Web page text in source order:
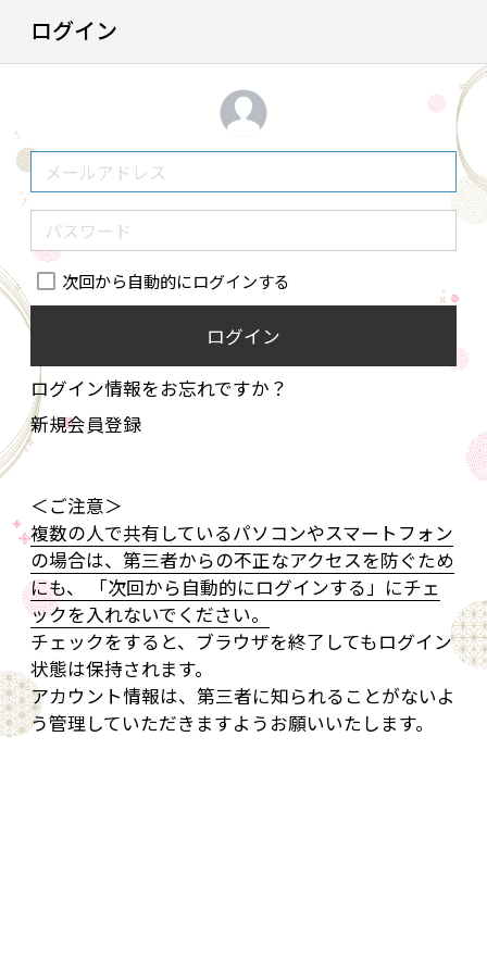
ログイン
次回から自動的にログインする
ログイン
ログイン情報をお忘れですか？
新規会員登録
＜ご注意＞
複数の人で共有しているパソコンやスマートフォン
の場合は、第三者からの不正なアクセスを防ぐため
にも、 「次回から自動的にログインする」にチェ
ックを入れないでください。
チェックをすると、ブラウザを終了してもログイン
状態は保持されます。
アカウント情報は、第三者に知られることがないよ
う管理していただきますようお願いいたします。